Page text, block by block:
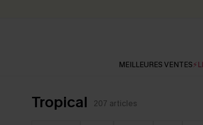
MEILLEURES VENTES
Tropical 207 articles